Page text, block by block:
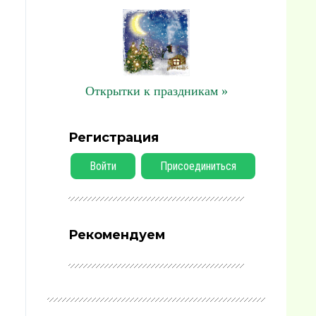
Открытки к праздникам »
Регистрация
Войти Присоединиться
Рекомендуем